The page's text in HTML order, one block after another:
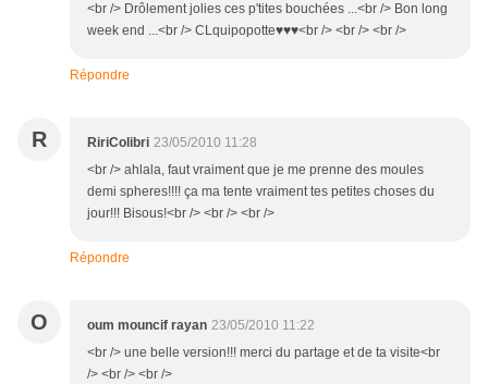
<br /> Drôlement jolies ces p'tites bouchées ...<br /> Bon long
week end ...<br /> CLquipopotte♥♥♥<br /> <br /> <br />
Répondre
R RiriColibri 23/05/2010 11:28
<br /> ahlala, faut vraiment que je me prenne des moules
demi spheres!!!! ça ma tente vraiment tes petites choses du
jour!!! Bisous!<br /> <br /> <br />
Répondre
O oum mouncif rayan 23/05/2010 11:22
<br /> une belle version!!! merci du partage et de ta visite<br
/> <br /> <br />